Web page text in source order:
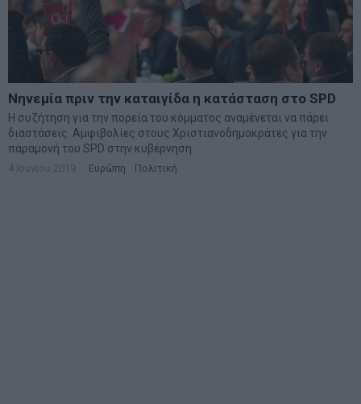
Νηνεμία πριν την καταιγίδα η κατάσταση στο SPD
Η συζήτηση για την πορεία του κόμματος αναμένεται να πάρει
διαστάσεις. Αμφιβολίες στους Χριστιανοδημοκράτες για την
παραμονή του SPD στην κυβέρνηση
4 Ιουνίου 2019 Ευρώπη Πολιτική